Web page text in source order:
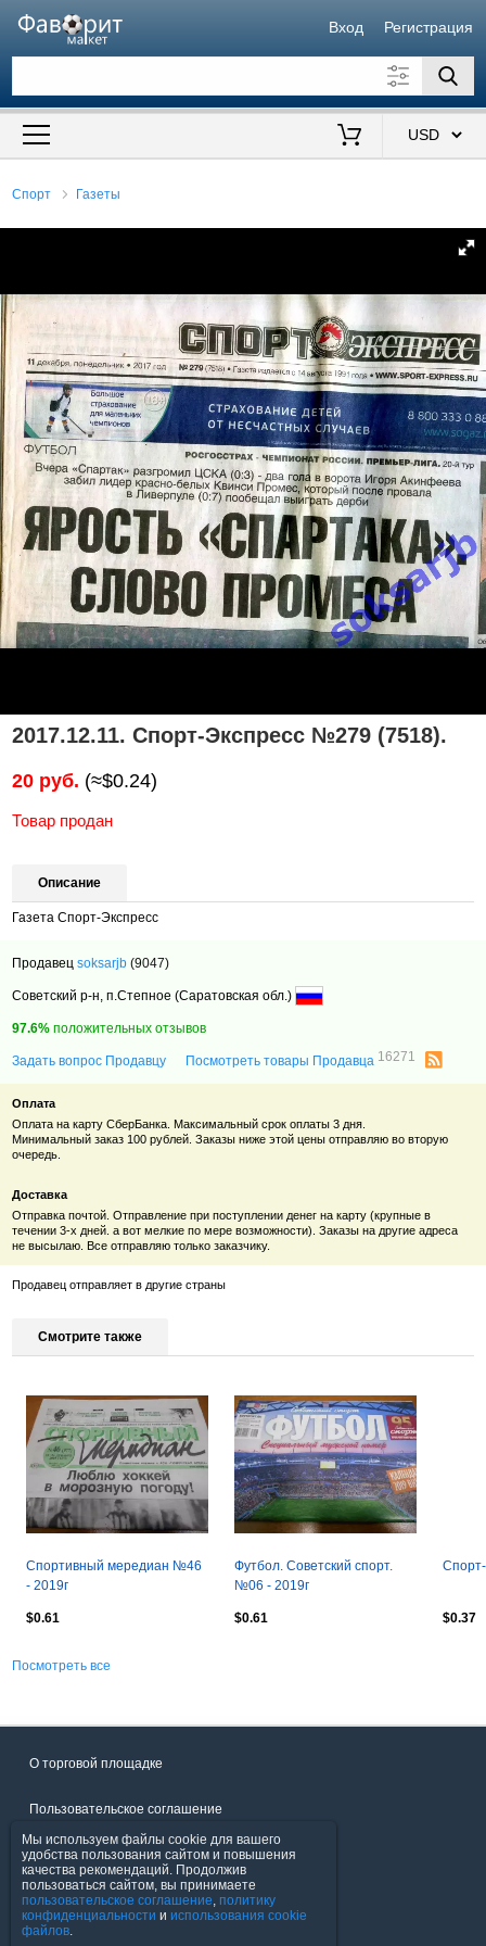
Вход Регистрация
Искать также в описании
Спорт Газеты
2017.12.11. Спорт-Экспресс №279 (7518).
20 руб. (≈$0.24)
Товар продан
Описание
Газета Спорт-Экспресс
Продавецsoksarjb (9047)
Советский р-н, п.Степное (Саратовская обл.)
97.6% положительных отзывов
Задать вопрос Продавцу Посмотреть товары Продавца 16271
Оплата
Оплата на карту СберБанка. Максимальный срок оплаты 3 дня.
Минимальный заказ 100 рублей. Заказы ниже этой цены отправляю во вторую
очередь.
Доставка
Отправка почтой. Отправление при поступлении денег на карту (крупные в
течении 3-х дней. а вот мелкие по мере возможности). Заказы на другие адреса
не высылаю. Все отправляю только заказчику.
Продавец отправляет в другие страны
Смотрите также
Спортивный мередиан №46
- 2019г
$0.61
Футбол. Советский спорт.
№06 - 2019г
$0.61 $0.37
Посмотреть все
О торговой площадке
Пользовательское соглашение
Политика конфиденциальности
Продавцы
Мы используем файлы cookie для вашего
удобства пользования сайтом и повышения
качества рекомендаций. Продолжив
пользоваться сайтом, вы принимаете
пользовательское соглашение, политику
конфиденциальности и использования cookie
файлов.